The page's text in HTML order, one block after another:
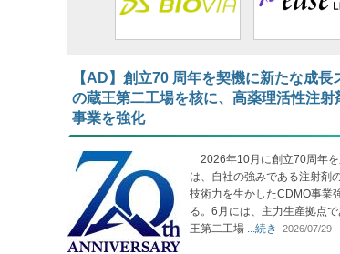
【AD】​​​​​​​創立70 周年を契機に新たな成長
の蔵王第二工場を核に、高薬理活性注射
事業を強化
2026年10月に創立70周年を
は、自社の強みである注射剤
技術力を生かしたCDMO事業
る。6月には、主力生産拠点
王第二工場 ...続き 2026/07/29